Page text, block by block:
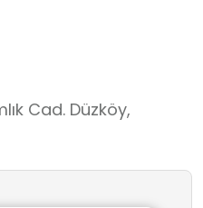
Cad. Düzköy,